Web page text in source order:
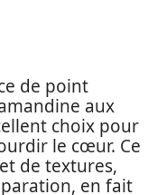
de point
aux
choix pour
le cœur. Ce
de textures,
en fait